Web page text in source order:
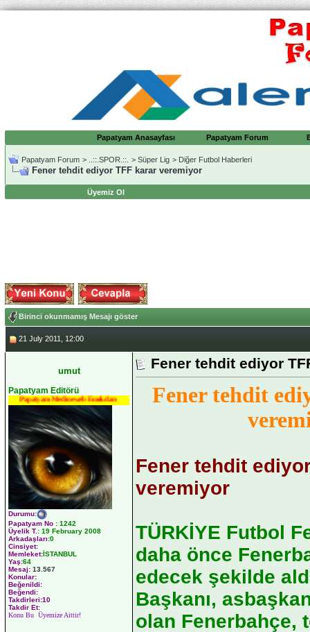
Papatyam Anasayfası Papatyam Forum
Papatyam Forum > ..::.SPOR.::. > Süper Lig > Diğer Futbol Haberleri
Fener tehdit ediyor TFF karar veremiyor
Üyemiz Ol
Birinci okunmamış Mesajı göster
21 July 2011, 12:00
umut
Papatyam Editörü
Papatyam Medineweb Emekdarı
Durumu:
Papatyam No : 1242
Üyelik T.: 19 February 2008
Arkadaşları:0
Cinsiyet:
Memleket:İSTANBUL
Yaş:64
Mesaj: 13.567
Konular:
Beğenildi:
Beğendi:
Takdirleri:10
Takdir Et:
Konu Bu Üyemize Aittir!
Fener tehdit ediyor
Fener tehdit
Fener tehdit
veremiyor
TÜRKİYE Futbol
daha önce
edecek şekilde
Başkanı,
olan Fenerbahçe,